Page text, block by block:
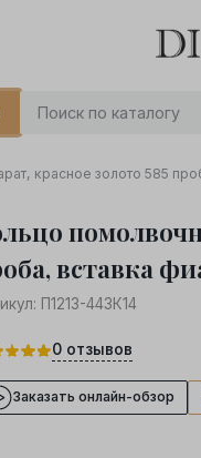
красное золото 585
вставка
П1213-443К14
0 отзывов
Заказать онлайн-обзор